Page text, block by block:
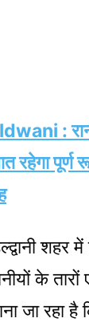
:
रहेगा पूर्ण
शहर में
के तारों
जा रहा है